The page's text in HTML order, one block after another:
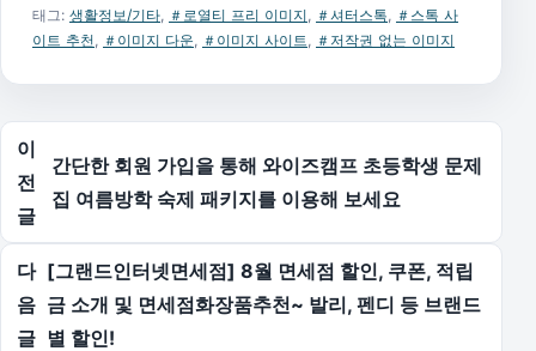
태그: 생활정보/기타 ＃로열티 프리 이미지 ＃셔터스톡
＃스톡 사
이트 추천
＃이미지 다운 ＃이미지 사이트 ＃저작권 없는 이미지
글 탐색
이
전
글
간단한 회원 가입을 통해 와이즈캠프 초등학생 문제
집 여름방학 숙제 패키지를 이용해 보세요
다
음
글
[그랜드인터넷면세점] 8월 면세점 할인, 쿠폰, 적립
금 소개 및 면세점화장품추천~ 발리, 펜디 등 브랜드
별 할인!